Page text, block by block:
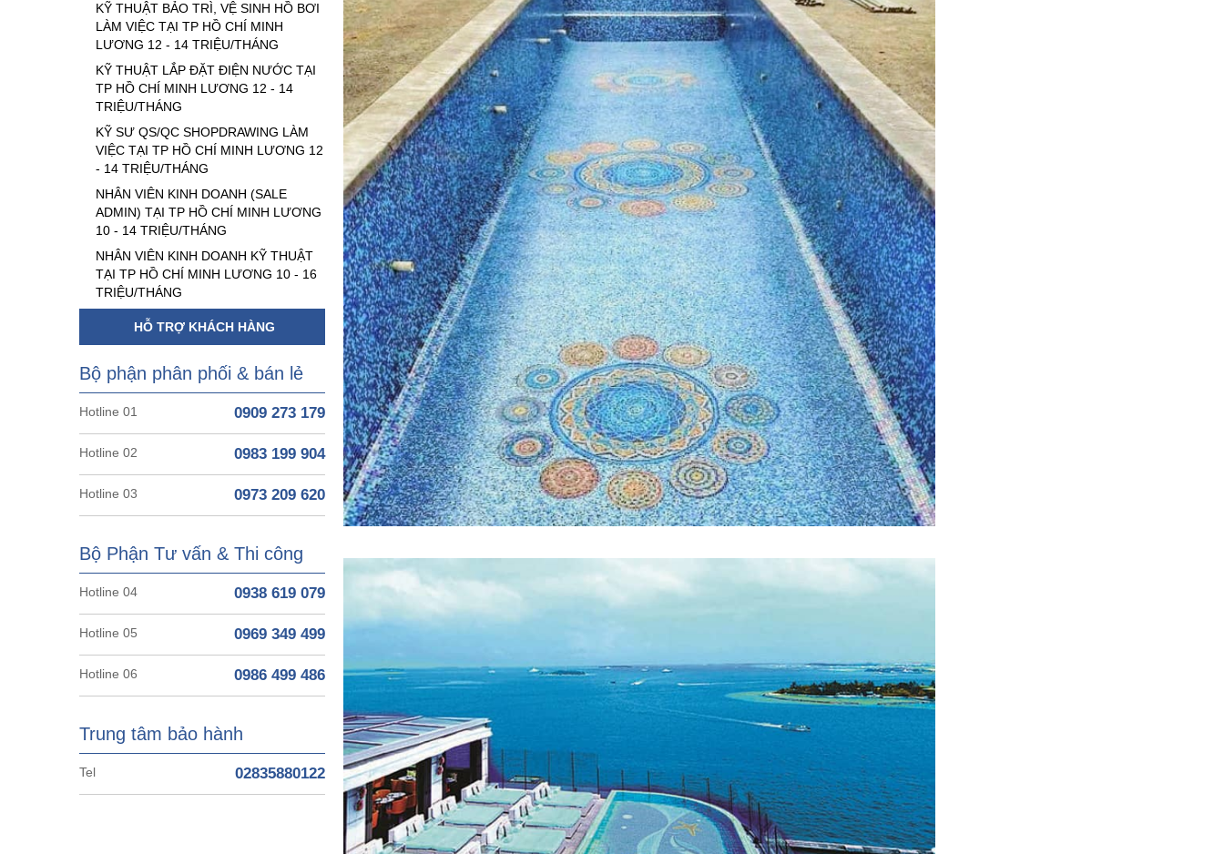
KỸ THUẬT BẢO TRÌ, VỆ SINH HỒ BƠI
LÀM VIỆC TẠI TP HỒ CHÍ MINH
LƯƠNG 12 - 14 TRIỆU/THÁNG
KỸ THUẬT LẮP ĐẶT ĐIỆN NƯỚC TẠI
TP HỒ CHÍ MINH LƯƠNG 12 - 14
TRIỆU/THÁNG
KỸ SƯ QS/QC SHOPDRAWING LÀM
VIỆC TẠI TP HỒ CHÍ MINH LƯƠNG 12
- 14 TRIỆU/THÁNG
NHÂN VIÊN KINH DOANH (SALE
ADMIN) TẠI TP HỒ CHÍ MINH LƯƠNG
10 - 14 TRIỆU/THÁNG
NHÂN VIÊN KINH DOANH KỸ THUẬT
TẠI TP HỒ CHÍ MINH LƯƠNG 10 - 16
TRIỆU/THÁNG
HỖ TRỢ KHÁCH HÀNG
Bộ phận phân phối & bán lẻ
Hotline 01 0909 273 179
Hotline 02 0983 199 904
Hotline 03 0973 209 620
Bộ Phận Tư vấn & Thi công
Hotline 04 0938 619 079
Hotline 05 0969 349 499
Hotline 06 0986 499 486
Trung tâm bảo hành
Tel 02835880122